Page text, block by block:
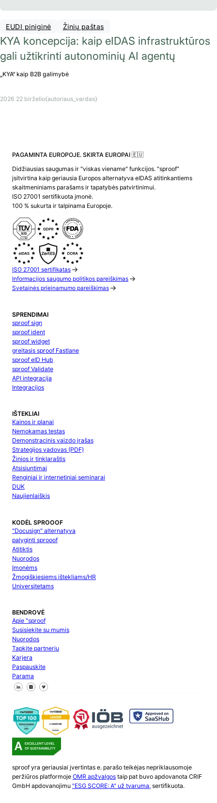
EUDI piniginė Žinių paštas
KYA koncepcija: kaip eIDAS infrastruktūros
gali užtikrinti autonominių AI agentų
„KYA“ kaip B2B galimybė
2026 22 birželio{autoriaus_vardas}
PAGAMINTA EUROPOJE. SKIRTA EUROPAI 🇪🇺
Didžiausias saugumas ir "viskas viename" funkcijos. "sproof"
įsitvirtina kaip geriausia Europos alternatyva eIDAS atitinkantiems
skaitmeniniams parašams ir tapatybės patvirtinimui.
ISO 27001 sertifikuota įmonė.
100 % sukurta ir talpinama Europoje.
ISO 27001 sertifikatas
Informacijos saugumo politikos pareiškimas
Svetainės prieinamumo pareiškimas
SPRENDIMAI
sproof sign
sproof ident
sproof widget
greitasis sproof Fastlane
sproof eID Hub
sproof Validate
API integracija
Integracijos
IŠTEKLIAI
Kainos ir planai
Nemokamas testas
Demonstracinis vaizdo įrašas
Strategijos vadovas (PDF)
Žinios ir tinklaraštis
Atsisiuntimai
Renginiai ir internetiniai seminarai
DUK
Naujienlaiškis
KODĖL SPROOOF
"Docusign" alternatyva
palyginti sprooof
Atitiktis
Nuorodos
Įmonėms
Žmogiškiesiems ištekliams/HR
Universitetams
BENDROVĖ
Apie "sproof
Susisiekite su mumis
Nuorodos
Tapkite partneriu
Karjera
Paspauskite
Parama
Sekite mus "Facebook
Sekite mus X
Sekite mus "LinkedIn
sproof yra geriausiai įvertintas e. parašo teikėjas nepriklausomoje
peržiūros platformoje OMR apžvalgostaip pat buvo apdovanota CRIF
GmbH apdovanojimu "ESG SCORE: A" už tvarumą.sertifikuota.